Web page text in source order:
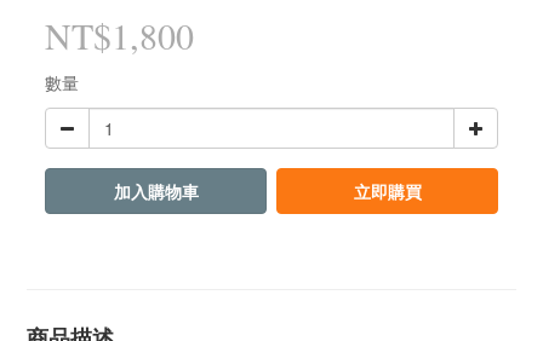
NT$1,800
數量
加入購物車 立即購買